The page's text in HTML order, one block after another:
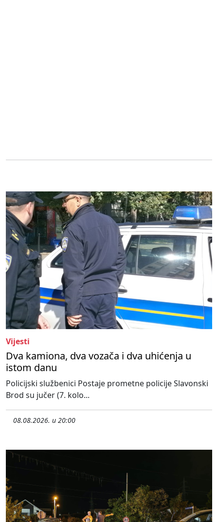
Vijesti
Dva kamiona, dva vozača i dva uhićenja u
istom danu
Policijski službenici Postaje prometne policije Slavonski
Brod su jučer (7. kolo...
08.08.2026. u 20:00